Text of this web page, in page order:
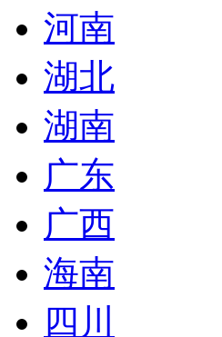
河南
湖北
湖南
广东
广西
海南
四川